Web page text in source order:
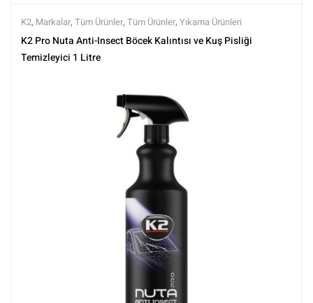
K2, Markalar, Tüm Ürünler, Tüm Ürünler, Yıkama Ürünleri
K2 Pro Nuta Anti-Insect Böcek Kalıntısı ve Kuş Pisliği
Temizleyici 1 Litre